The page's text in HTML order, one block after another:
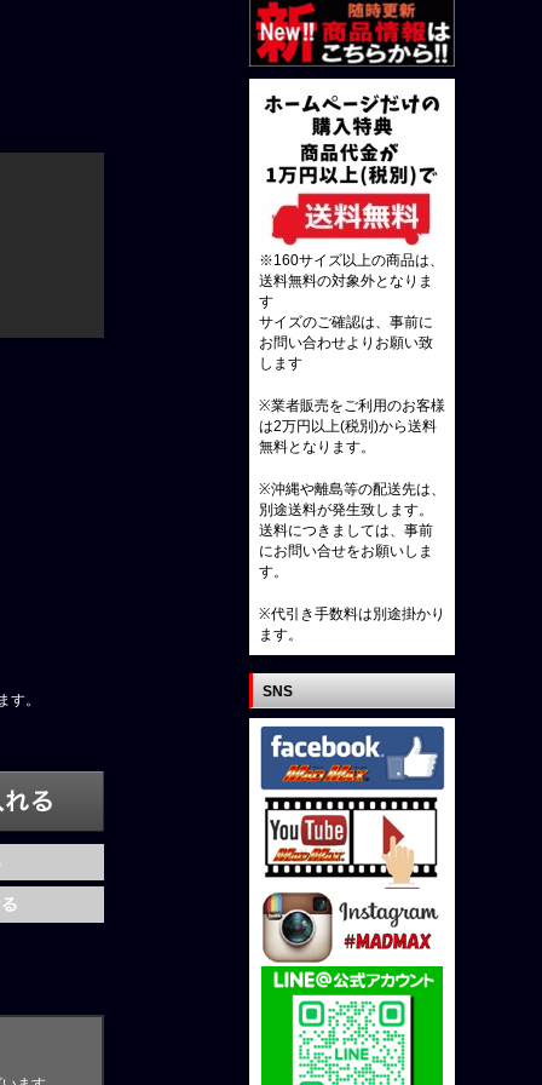
。
※160サイズ以上の商品は、
送料無料の対象外となりま
す
サイズのご確認は、事前に
お問い合わせよりお願い致
します
※業者販売をご利用のお客様
は2万円以上(税別)から送料
無料となります。
※沖縄や離島等の配送先は、
別途送料が発生致します。
送料につきましては、事前
にお問い合せをお願いしま
す。
※代引き手数料は別途掛かり
ます。
SNS